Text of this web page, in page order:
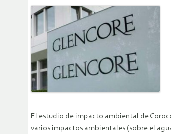
El estudio de impacto ambiental de
varios impactos ambientales (sobre el